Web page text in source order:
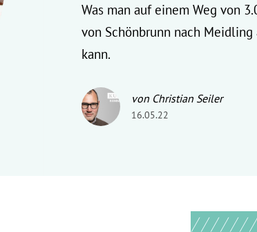
Was man auf einem Weg von
von Schönbrunn nach
kann.
von Christian Seiler
16.05.22